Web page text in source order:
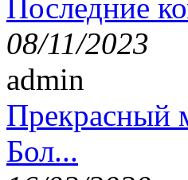
Последние
08/11/2023
admin
Прекрасный
Бол...